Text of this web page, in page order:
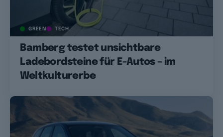
GREEN TECH
Bamberg testet unsichtbare
Ladebordsteine für E-Autos – im
Weltkulturerbe